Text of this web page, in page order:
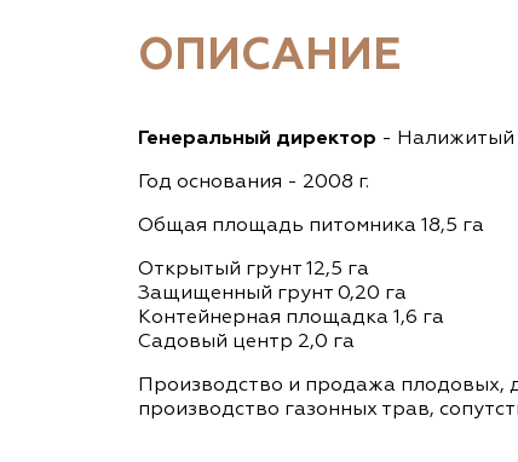
ОПИСАНИЕ
Генеральный директор - Налижитый
Год основания - 2008 г.
Общая площадь питомника 18,5 га
Открытый грунт 12,5 га
Защищенный грунт 0,20 га
Контейнерная площадка 1,6 га
Садовый центр 2,0 га
Производство и продажа плодовых,
производство газонных трав,